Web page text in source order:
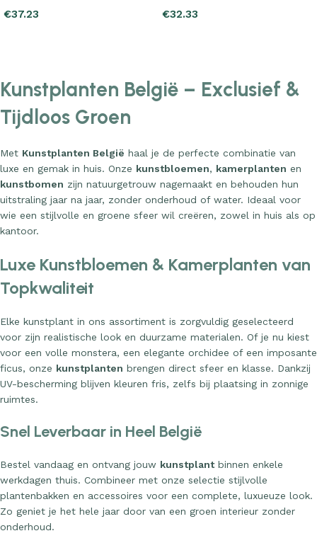
€37.23 €32.33
Kunstplanten België – Exclusief &
Tijdloos Groen
Met Kunstplanten België haal je de perfecte combinatie van
luxe en gemak in huis. Onze kunstbloemen, kamerplanten en
kunstbomen zijn natuurgetrouw nagemaakt en behouden hun
uitstraling jaar na jaar, zonder onderhoud of water. Ideaal voor
wie een stijlvolle en groene sfeer wil creëren, zowel in huis als op
kantoor.
Luxe Kunstbloemen & Kamerplanten van
Topkwaliteit
Elke kunstplant in ons assortiment is zorgvuldig geselecteerd
voor zijn realistische look en duurzame materialen. Of je nu kiest
voor een volle monstera, een elegante orchidee of een imposante
ficus, onze kunstplanten brengen direct sfeer en klasse. Dankzij
UV-bescherming blijven kleuren fris, zelfs bij plaatsing in zonnige
ruimtes.
Snel Leverbaar in Heel België
Bestel vandaag en ontvang jouw kunstplantbinnen enkele
werkdagen thuis. Combineer met onze selectie stijlvolle
plantenbakken en accessoires voor een complete, luxueuze look.
Zo geniet je het hele jaar door van een groen interieur zonder
onderhoud.